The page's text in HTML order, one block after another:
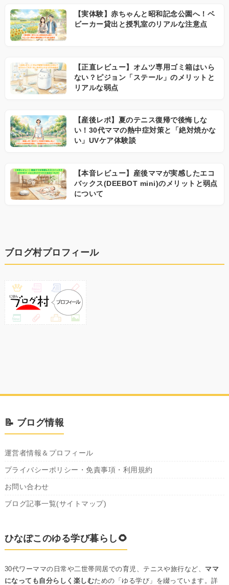
【実体験】赤ちゃんと昭和記念公園へ！ベ
ビーカー貸出と授乳室のリアルな注意点
【正直レビュー】オムツ専用ゴミ箱はいら
ない？ピジョン「ステール」のメリットと
リアルな弱点
【産後レポ】夏のテニス復帰で後悔しな
い！30代ママの熱中症対策と「絶対焼かな
い」UVケア体験談
【本音レビュー】産後ママが実感したエコ
バックス(DEEBOT mini)のメリットと弱点
について
ブログ村プロフィール
📝 ブログ情報
運営者情報＆プロフィール
プライバシーポリシー・免責事項・利用規約
お問い合わせ
ブログ記事一覧(サイトマップ)
ひなぽこのゆる学び暮らし🌻
30代ワーママの日常や二世帯同居での育児、テニスや旅行など、 ママ
になっても自分らしく楽しむための「ゆる学び」を綴っています。詳